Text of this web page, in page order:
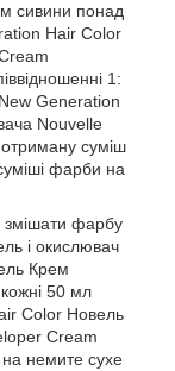
сивини понад
Hair Color
1:
Generation
Nouvelle
суміш
фарби на
змішати фарбу
і окислювач
Крем
50 мл
Color Новель
Cream
немите сухе